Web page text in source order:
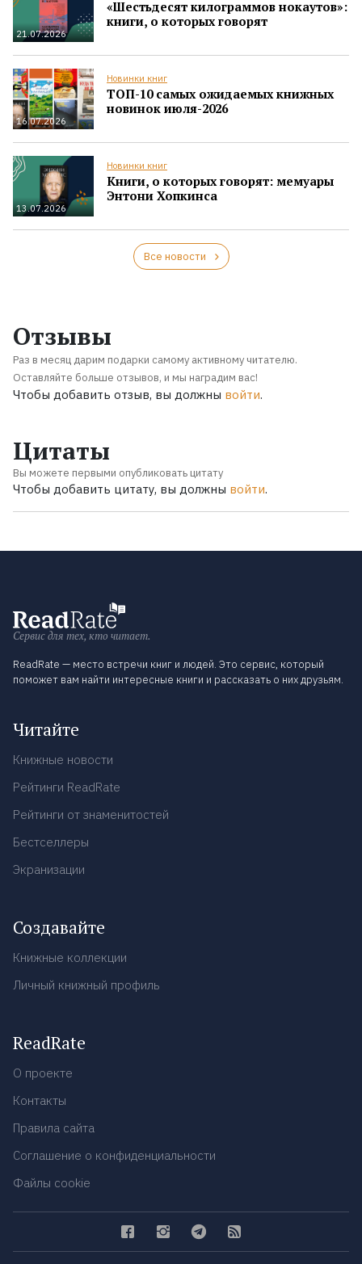
21.07.2026
«Шестьдесят килограммов нокаутов»:
книги, о которых говорят
16.07.2026
Новинки книг
ТОП-10 самых ожидаемых книжных
новинок июля-2026
13.07.2026
Новинки книг
Книги, о которых говорят: мемуары
Энтони Хопкинса
Все новости
Отзывы
Раз в месяц дарим подарки самому активному читателю.
Оставляйте больше отзывов, и мы наградим вас!
Чтобы добавить отзыв, вы должны войти.
Цитаты
Вы можете первыми опубликовать цитату
Чтобы добавить цитату, вы должны войти.
Сервис для тех, кто читает.
ReadRate — место встречи книг и людей. Это сервис, который
поможет вам найти интересные книги и рассказать о них друзьям.
Читайте
Книжные новости
Рейтинги ReadRate
Рейтинги от знаменитостей
Бестселлеры
Экранизации
Создавайте
Книжные коллекции
Личный книжный профиль
ReadRate
О проекте
Контакты
Правила сайта
Соглашение о конфиденциальности
Файлы cookie